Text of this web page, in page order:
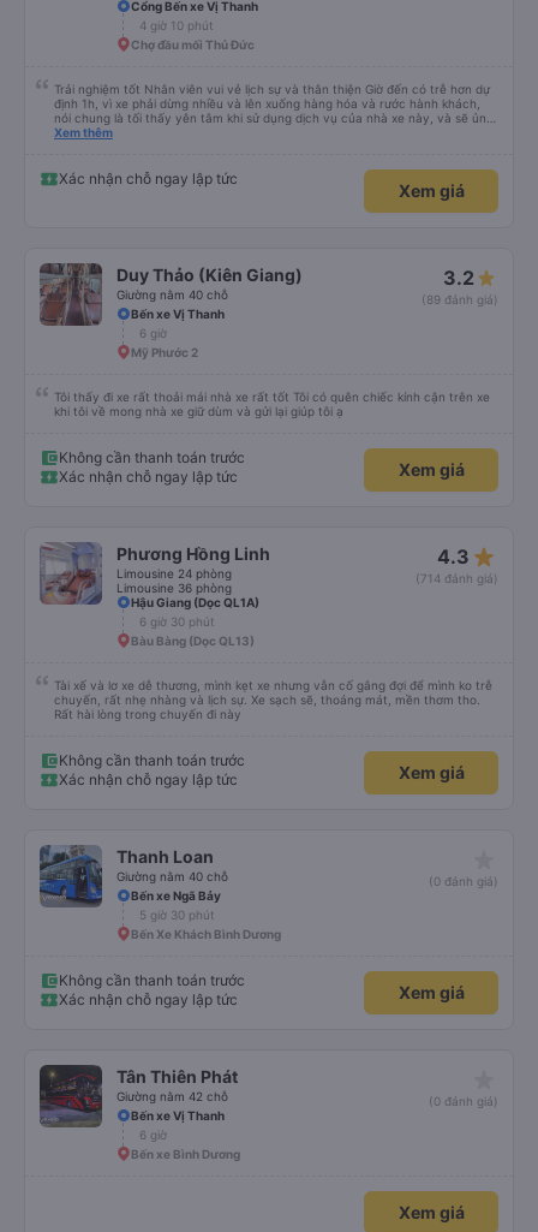
Cổng Bến xe Vị Thanh
4 giờ 10 phút
Chợ đầu mối Thủ Đức
Trải nghiệm tốt Nhân viên vui vẻ lịch sự và thân thiện Giờ đến có trễ hơn dự
định 1h, vì xe phải dừng nhiều và lên xuống hàng hóa và rước hành khách,
nói chung là tối thấy yên tâm khi sử dụng dịch vụ của nhà xe này, và sẽ ủng
hộ và giới thiệu cho người thân sử dụng dịch vụ của nhà xe này
Xem thêm
Xác nhận chỗ ngay lập tức
Xem giá
Duy Thảo (Kiên Giang)
Giường nằm 40 chỗ
3.2
(89 đánh giá)
Bến xe Vị Thanh
6 giờ
Mỹ Phước 2
Tôi thấy đi xe rất thoải mái nhà xe rất tốt Tôi có quên chiếc kính cận trên xe
khi tôi về mong nhà xe giữ dùm và gửi lại giúp tôi ạ
Không cần thanh toán trước
Xác nhận chỗ ngay lập tức
Xem giá
Phương Hồng Linh
Limousine 24 phòng
Limousine 36 phòng
4.3 star_rate
(714 đánh giá)
Hậu Giang (Dọc QL1A)
6 giờ 30 phút
Bàu Bàng (Dọc QL13)
Tài xế và lơ xe dễ thương, mình kẹt xe nhưng vẫn cố gắng đợi để mình ko trễ
chuyến, rất nhẹ nhàng và lịch sự. Xe sạch sẽ, thoáng mát, mền thơm tho.
Rất hài lòng trong chuyến đi này
Không cần thanh toán trước
Xác nhận chỗ ngay lập tức
Xem giá
Thanh Loan
Giường nằm 40 chỗ
(0 đánh giá)
Bến xe Ngã Bảy
5 giờ 30 phút
Bến Xe Khách Bình Dương
Không cần thanh toán trước
Xác nhận chỗ ngay lập tức
Xem giá
Tân Thiên Phát
Giường nằm 42 chỗ
(0 đánh giá)
Bến xe Vị Thanh
6 giờ
Bến xe Bình Dương
Xem giá